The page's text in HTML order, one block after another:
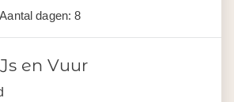
Aantal dagen: 8
en Vuur